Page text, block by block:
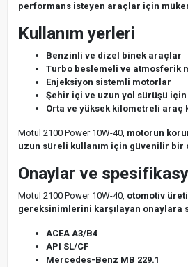
performans isteyen araçlar için
Kullanım yerleri
Benzinli ve dizel binek araçlar
Turbo beslemeli ve atmosferik
Enjeksiyon sistemli motorlar
Şehir içi ve uzun yol sürüşü için
Orta ve yüksek kilometreli araç
Motul 2100 Power 10W-40, motorun
uzun süreli kullanım için güvenilir bir
Onaylar ve
Motul 2100 Power 10W-40, otomotiv
gereksinimlerini karşılayan onaylara
ACEA A3/B4
API SL/CF
Mercedes-Benz MB 229.1